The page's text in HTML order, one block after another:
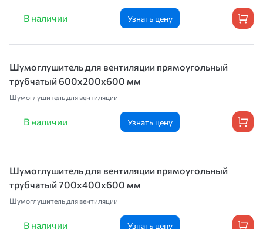
В наличии Узнать цену
Шумоглушитель для вентиляции прямоугольный
трубчатый 600х200х600 мм
Шумоглушитель для вентиляции
В наличии Узнать цену
Шумоглушитель для вентиляции прямоугольный
трубчатый 700х400х600 мм
Шумоглушитель для вентиляции
В наличии Узнать цену